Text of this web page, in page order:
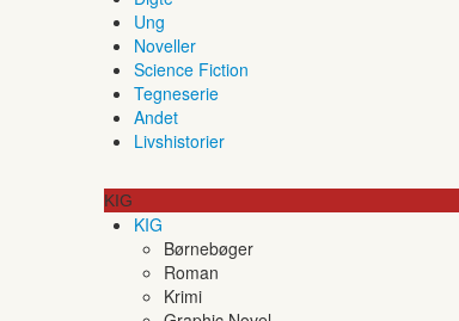
Ung
Noveller
Science Fiction
Tegneserie
Andet
Livshistorier
KIG
KIG
Børnebøger
Roman
Krimi